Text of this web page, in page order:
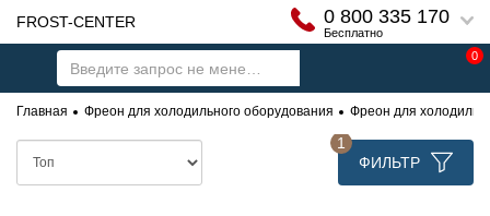
FROST-CENTER 0 800 335 170
Бесплатно
0
Главная Фреон для холодильного оборудования Фреон для
ФИЛЬТР
1